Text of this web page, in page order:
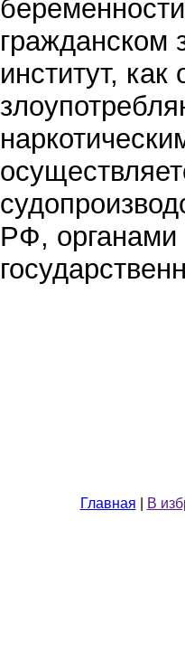
гражданском
институт,
РФ, органами
Главная В